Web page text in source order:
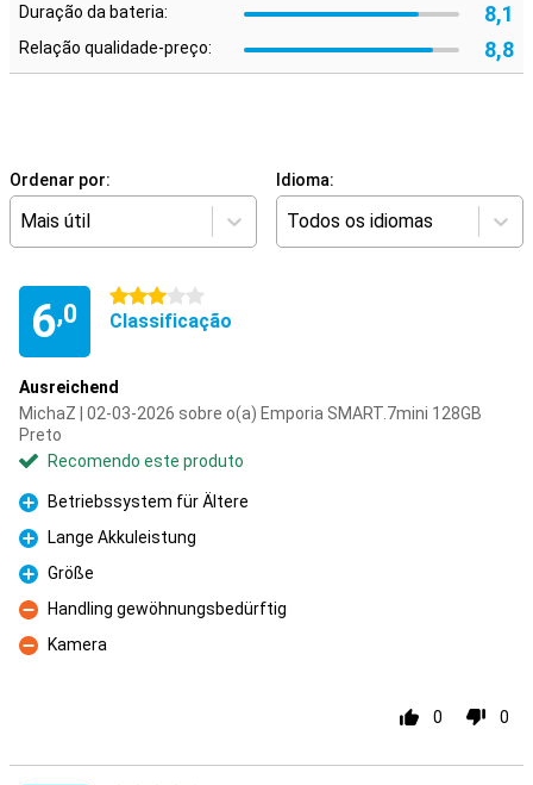
Duração da bateria: 8,1
Relação qualidade-preço: 8,8
Ordenar por:
Mais útil
Idioma:
Todos os idiomas
6,0
3 estrelas
Classificação
Ausreichend
MichaZ | 02-03-2026 sobre o(a) Emporia SMART.7mini 128GB
Preto
Recomendo este produto
Prós
Betriebssystem für Ältere
Prós
Lange Akkuleistung
Prós
Größe
Contras
Handling gewöhnungsbedürftig
Contras
Kamera
0 0